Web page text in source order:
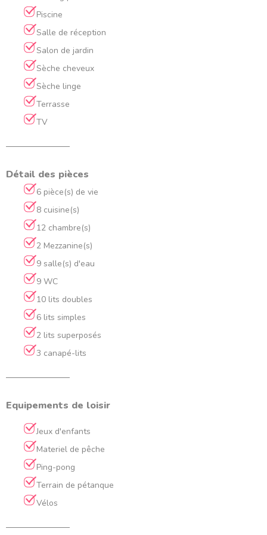
Piscine
Salle de réception
Salon de jardin
Sèche cheveux
Sèche linge
Terrasse
TV
Détail des pièces
6 pièce(s) de vie
8 cuisine(s)
12 chambre(s)
2 Mezzanine(s)
9 salle(s) d'eau
9 WC
10 lits doubles
6 lits simples
2 lits superposés
3 canapé-lits
Equipements de loisir
Jeux d'enfants
Materiel de pêche
Ping-pong
Terrain de pétanque
Vélos